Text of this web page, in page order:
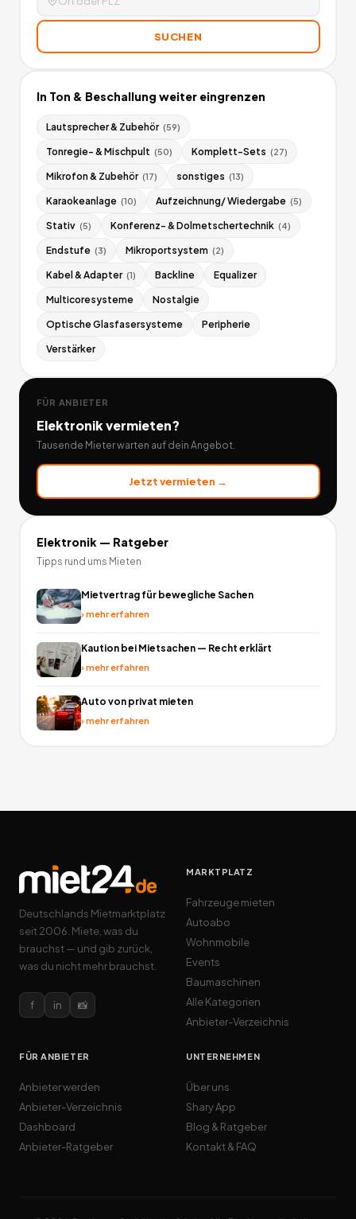
SUCHEN
In Ton & Beschallung weiter eingrenzen
Lautsprecher & Zubehör (59)
Tonregie- & Mischpult (50) Komplett-Sets (27)
Mikrofon & Zubehör (17) sonstiges (13)
Karaokeanlage (10) Aufzeichnung/ Wiedergabe (5)
Stativ (5) Konferenz- & Dolmetschertechnik (4)
Endstufe (3) Mikroportsystem (2)
Kabel & Adapter (1) Backline Equalizer
Multicoresysteme Nostalgie
Optische Glasfasersysteme Peripherie
Verstärker
FÜR ANBIETER
Elektronikvermieten?
Tausende Mieter warten auf dein Angebot.
Jetzt vermieten →
Elektronik — Ratgeber
Tipps rund ums Mieten
Mietvertrag für bewegliche Sachen
›mehr erfahren
Kaution bei Mietsachen — Recht erklärt
›mehr erfahren
Auto von privat mieten
›mehr erfahren
Deutschlands Mietmarktplatz
seit 2006. Miete, was du
brauchst — und gib zurück,
was du nicht mehr brauchst.
f in 📸
MARKTPLATZ
Fahrzeuge mieten
Autoabo
Wohnmobile
Events
Baumaschinen
Alle Kategorien
Anbieter-Verzeichnis
FÜR ANBIETER
Anbieter werden
Anbieter-Verzeichnis
Dashboard
Anbieter-Ratgeber
UNTERNEHMEN
Über uns
Shary App
Blog & Ratgeber
Kontakt & FAQ